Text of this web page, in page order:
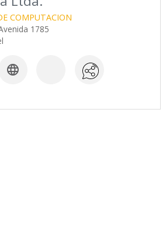
COMPUTACION
1785
